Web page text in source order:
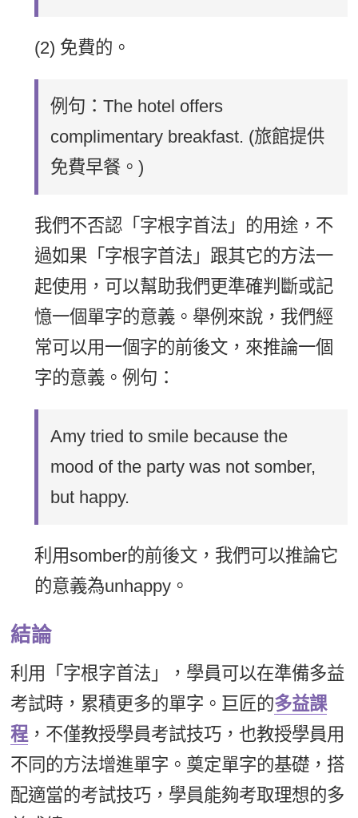
(2) 免費的。
例句：The hotel offers
complimentary breakfast. (旅館提供
免費早餐。)
我們不否認「字根字首法」的用途，不
過如果「字根字首法」跟其它的方法一
起使用，可以幫助我們更準確判斷或記
憶一個單字的意義。舉例來說，我們經
常可以用一個字的前後文，來推論一個
字的意義。例句：
Amy tried to smile because the
mood of the party was not somber,
but happy.
利用somber的前後文，我們可以推論它
的意義為unhappy。
結論
利用「字根字首法」，學員可以在準備多益
考試時，累積更多的單字。巨匠的多益課
程 ，不僅教授學員考試技巧，也教授學員用
不同的方法增進單字。奠定單字的基礎，搭
配適當的考試技巧，學員能夠考取理想的多